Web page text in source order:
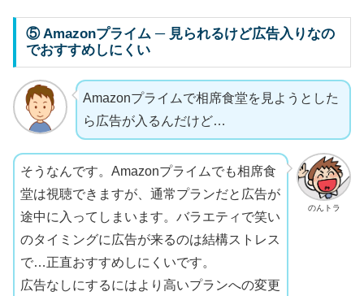
⑤ Amazonプライム ─ 見られるけど広告入りなの
でおすすめしにくい
Amazonプライムで相席食堂を見ようとした
ら広告が入るんだけど…
のんトラ
そうなんです。Amazonプライムでも相席食
堂は視聴できますが、通常プランだと広告が
途中に入ってしまいます。バラエティで笑い
のタイミングに広告が来るのは結構ストレス
で…正直おすすめしにくいです。
広告なしにするにはより高いプランへの変更